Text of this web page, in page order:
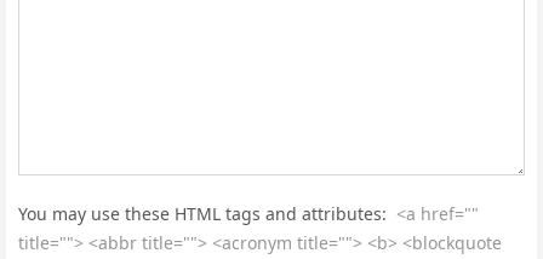
You may use these HTML tags and attributes: <a href=""
title=""> <abbr title=""> <acronym title=""> <b> <blockquote